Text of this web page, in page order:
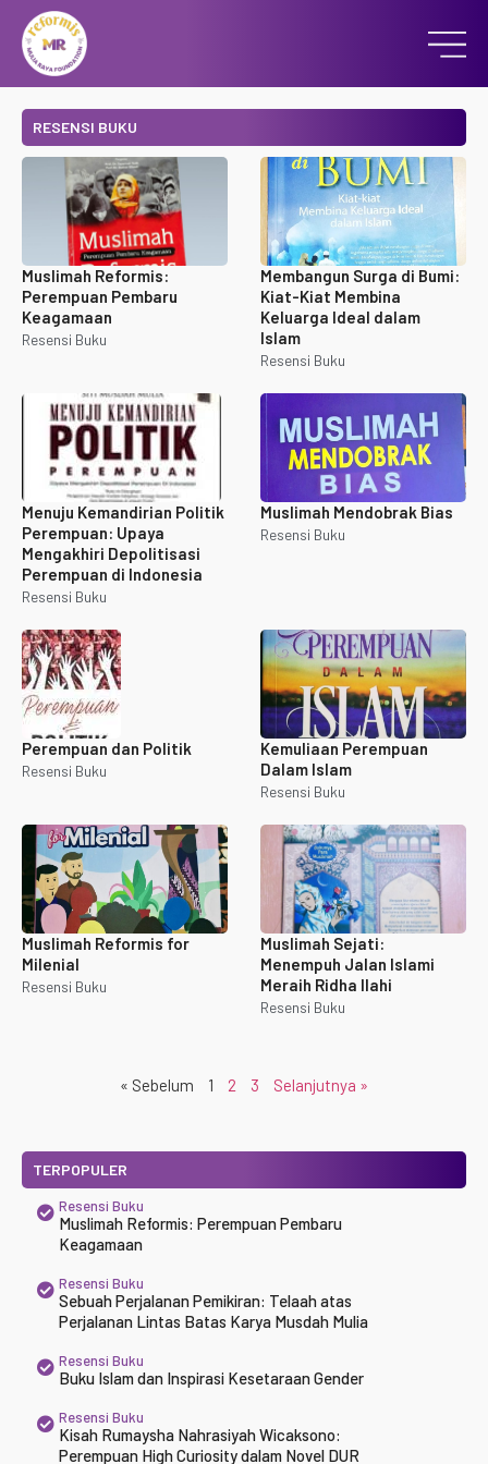
RESENSI BUKU
Muslimah Reformis:
Perempuan Pembaru
Keagamaan
Resensi Buku
Membangun Surga di Bumi:
Kiat-Kiat Membina
Keluarga Ideal dalam
Islam
Resensi Buku
Menuju Kemandirian Politik
Perempuan: Upaya
Mengakhiri Depolitisasi
Perempuan di Indonesia
Resensi Buku
Muslimah Mendobrak Bias
Resensi Buku
Perempuan dan Politik
Resensi Buku
Kemuliaan Perempuan
Dalam Islam
Resensi Buku
Muslimah Reformis for
Milenial
Resensi Buku
Muslimah Sejati:
Menempuh Jalan Islami
Meraih Ridha Ilahi
Resensi Buku
« Sebelum 1 2 3 Selanjutnya »
TERPOPULER
Resensi Buku
Muslimah Reformis: Perempuan Pembaru
Keagamaan
Resensi Buku
Sebuah Perjalanan Pemikiran: Telaah atas
Perjalanan Lintas Batas Karya Musdah Mulia
Resensi Buku
Buku Islam dan Inspirasi Kesetaraan Gender
Resensi Buku
Kisah Rumaysha Nahrasiyah Wicaksono:
Perempuan High Curiosity dalam Novel DUR